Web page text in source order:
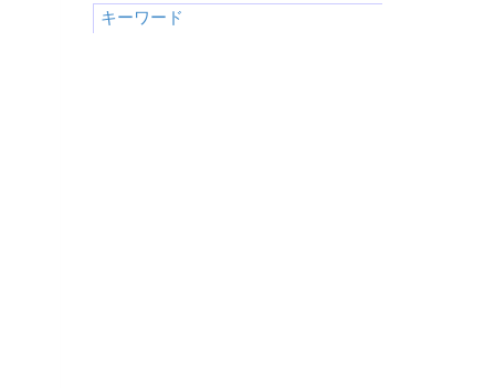
キーワード